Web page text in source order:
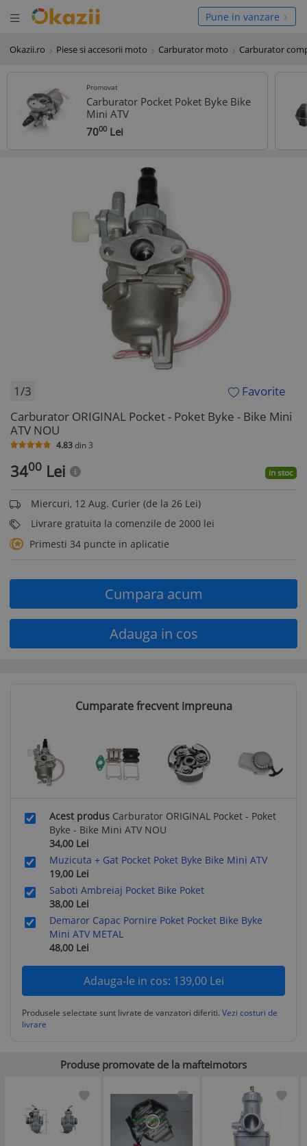
Deschide meniul
meniul Pune in vanzare
Okazii.ro Piese si accesorii moto Carburator moto Carburator
Promovat
Carburator Pocket Poket Byke Bike
Mini ATV
7000 Lei
1/3
Favorite
Carburator ORIGINAL Pocket - Poket Byke - Bike Mini
ATV NOU
4.83din3
3400 Lei in stoc
Miercuri, 12 Aug. Curier (de la 26 Lei)
Livrare gratuita la comenzile de 2000 lei
Primesti 34 puncte in aplicatie
Cumpara acum
Adauga in cos
Cumparate frecvent impreuna
Acest produs Carburator ORIGINAL Pocket - Poket
Byke - Bike Mini ATV NOU
34,00 Lei
Muzicuta + Gat Pocket Poket Byke Bike Mini ATV
19,00 Lei
Saboti Ambreiaj Pocket Bike Poket
38,00 Lei
Demaror Capac Pornire Poket Pocket Bike Byke
Mini ATV METAL
48,00 Lei
Adauga-le in cos: 139,00 Lei
Produsele selectate sunt livrate de vanzatori diferiti. Vezi costuri de
livrare
Produse promovate de la mafteimotors